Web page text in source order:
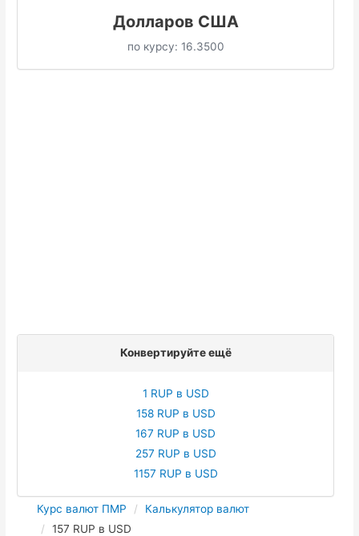
Долларов США
по курсу: 16.3500
Конвертируйте ещё
1 RUP в USD
158 RUP в USD
167 RUP в USD
257 RUP в USD
1157 RUP в USD
Курс валют ПМР
Калькулятор валют
157 RUP в USD